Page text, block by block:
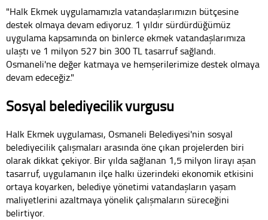
"Halk Ekmek uygulamamızla vatandaşlarımızın bütçesine
destek olmaya devam ediyoruz. 1 yıldır sürdürdüğümüz
uygulama kapsamında on binlerce ekmek vatandaşlarımıza
ulaştı ve 1 milyon 527 bin 300 TL tasarruf sağlandı.
Osmaneli'ne değer katmaya ve hemşerilerimize destek olmaya
devam edeceğiz."
Sosyal belediyecilik vurgusu
Halk Ekmek uygulaması, Osmaneli Belediyesi'nin sosyal
belediyecilik çalışmaları arasında öne çıkan projelerden biri
olarak dikkat çekiyor. Bir yılda sağlanan 1,5 milyon lirayı aşan
tasarruf, uygulamanın ilçe halkı üzerindeki ekonomik etkisini
ortaya koyarken, belediye yönetimi vatandaşların yaşam
maliyetlerini azaltmaya yönelik çalışmaların süreceğini
belirtiyor.